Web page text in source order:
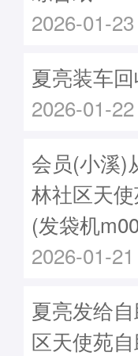
2026-01-
夏亮装车
2026-01-
会员(小溪)
林社区天
(发袋机
2026-01-
夏亮发给
区天使苑